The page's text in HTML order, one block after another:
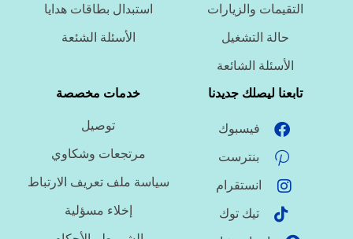
التقيمات والزيارات
حالة التشغيل
الأسئلة الشائعة
استبدال بطاقات هدايا
الأسئلة الشئعة
تابعنا ليصلك جديدنا
فيسبوك
بنترست
انستقرام
تيك توك
خدمات مخصصة
توصيل
مرتجعات وشكاوي
سياسة ملف تعريف الارتباط
إخلاء مسؤلية
ما نوع الملف؟
ما درجة الاستعجال؟
هل تحتاج تنسيقًا أو توثيق مراجع؟